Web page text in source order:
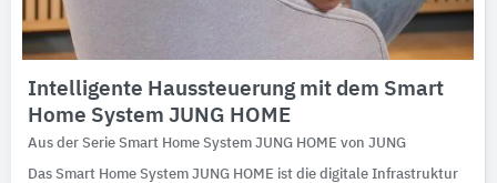
Intelligente Haussteuerung mit dem Smart
Home System JUNG HOME
Aus der Serie Smart Home System JUNG HOME von JUNG
Das Smart Home System JUNG HOME ist die digitale Infrastruktur